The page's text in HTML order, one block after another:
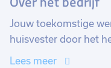
Jouw toekomstige
huisvester door het
werknemers en
Lees meer